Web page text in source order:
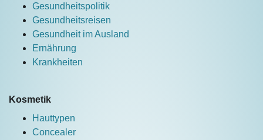
Gesundheitspolitik
Gesundheitsreisen
Gesundheit im Ausland
Ernährung
Krankheiten
Kosmetik
Hauttypen
Concealer